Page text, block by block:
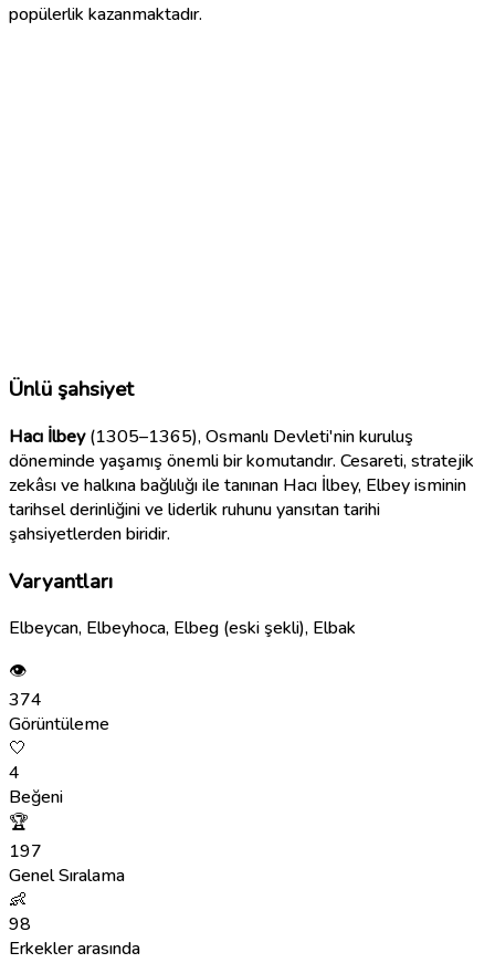
popülerlik kazanmaktadır.
Ünlü şahsiyet
Hacı İlbey(1305–1365), Osmanlı Devleti'nin kuruluş
döneminde yaşamış önemli bir komutandır. Cesareti, stratejik
zekâsı ve halkına bağlılığı ile tanınan Hacı İlbey, Elbey isminin
tarihsel derinliğini ve liderlik ruhunu yansıtan tarihi
şahsiyetlerden biridir.
Varyantları
Elbeycan, Elbeyhoca, Elbeg (eski şekli), Elbak
👁
374
Görüntüleme
🤍
4
Beğeni
🏆
197
Genel Sıralama
👶
98
Erkekler arasında